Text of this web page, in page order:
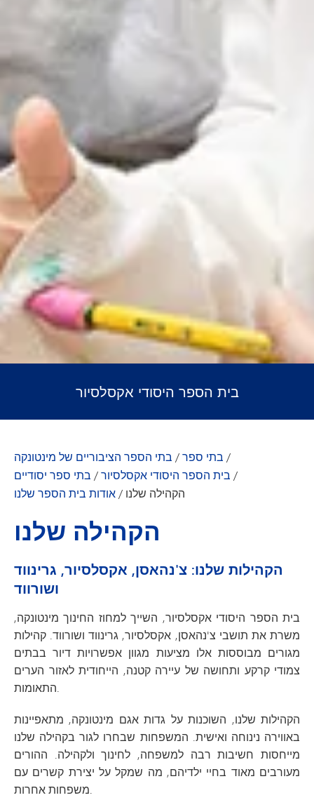
בית הספר היסודי אקסלסיור
בתי הספר הציבוריים של מינטונקה /בתי ספר /
בתי ספר יסודיים /בית הספר היסודי אקסלסיור /
אודות בית הספר שלנו/ הקהילה שלנו
הקהילה שלנו
הקהילות שלנו: צ'נהאסן, אקסלסיור, גרינווד
ושורווד
בית הספר היסודי אקסלסיור, השייך למחוז החינוך מינטונקה,
משרת את תושבי צ'נהאסן, אקסלסיור, גרינווד ושורווד. קהילות
מגורים מבוססות אלו מציעות מגוון אפשרויות דיור בבתים
צמודי קרקע ותחושה של עיירה קטנה, הייחודית לאזור הערים
התאומות.
הקהילות שלנו, השוכנות על גדות אגם מינטונקה, מתאפיינות
באווירה נינוחה ואישית. המשפחות שבחרו לגור בקהילה שלנו
מייחסות חשיבות רבה למשפחה, לחינוך ולקהילה. ההורים
מעורבים מאוד בחיי ילדיהם, מה שמקל על יצירת קשרים עם
משפחות אחרות.